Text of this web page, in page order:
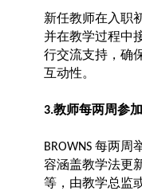
新任教师在入职
并在教学过程中
行交流支持，确
互动性。
3.教师每两周参
BROWNS 每两周
容涵盖教学法更
等，由教学总监